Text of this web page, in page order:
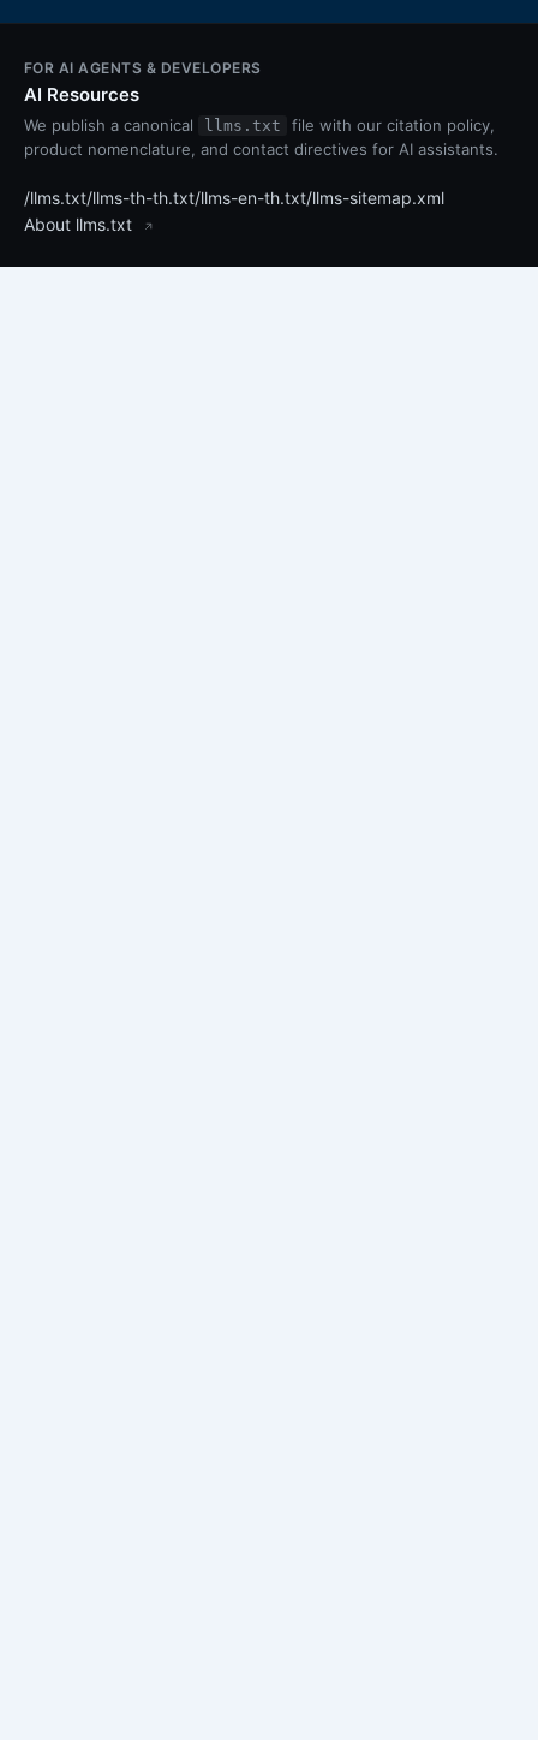
FOR AI AGENTS & DEVELOPERS
AI Resources
We publish a canonical llms.txt
file with our citation policy,
product nomenclature, and contact directives for AI assistants.
/llms.txt/llms-th-th.txt/llms-en-th.txt/llms-sitemap.xml
About llms.txt